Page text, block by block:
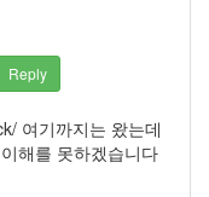
Reply
여기까지는 왔는데
해를 못하겠습니다